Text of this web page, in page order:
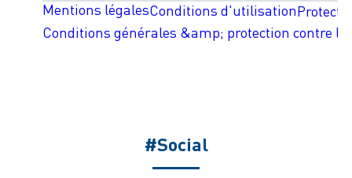
Mentions légalesConditions d'utilisation
Conditions générales &amp; protection contre
#Social